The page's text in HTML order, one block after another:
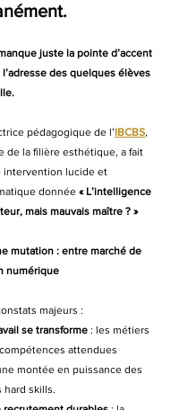
juste la pointe d’accent
des quelques élèves
pédagogique de l’IBCBS,
de la filière esthétique, a fait
intervention lucide et
donnée « L’intelligence
mais mauvais maître ? »
mutation : entre marché de
numérique
majeurs :
se transforme : les métiers
attendues
montée en puissance des
hard skills.